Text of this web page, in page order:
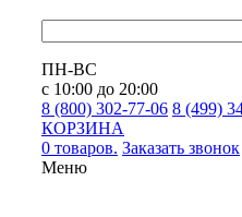
ПН-ВС
с 10:00 до 20:00
8 (800) 302-77-06 8 (499)
КОРЗИНА
0 товаров. Заказать звонок
Меню